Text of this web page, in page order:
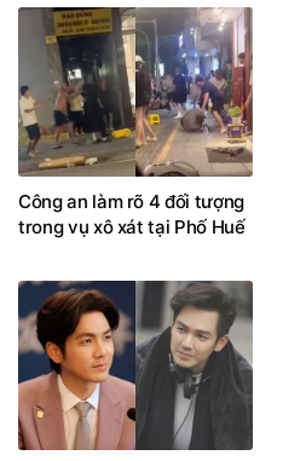
Công an làm rõ 4 đối tượng
trong vụ xô xát tại Phố Huế